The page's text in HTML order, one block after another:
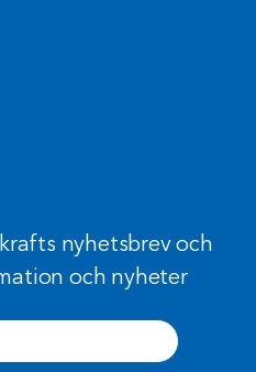
nyhetsbrev och
och nyheter